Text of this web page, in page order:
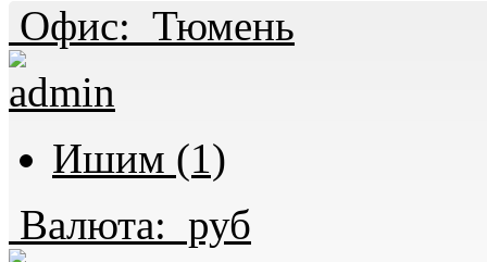
Офис: Тюмень
Ишим (1)
Валюта: руб